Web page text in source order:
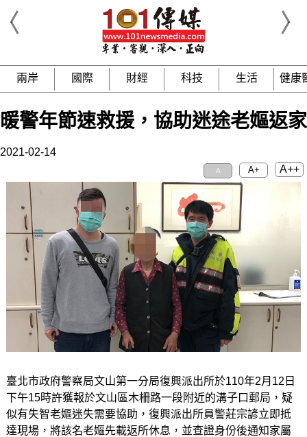
兩岸 國際 財經 科技 生活 健康
暖警年節速救援，協助迷途老嫗返家
2021-02-14
A A+ A++
臺北市政府警察局文山第一分局復興派出所於110年2月12日
下午15時許獲報於文山區木柵路一段附近的溝子口郵局，疑
似有失智老嫗迷失需要協助，復興派出所員警莊宗諺立即抵
達現場，將該名老嫗先載返所休息，並查證身份後通知家屬